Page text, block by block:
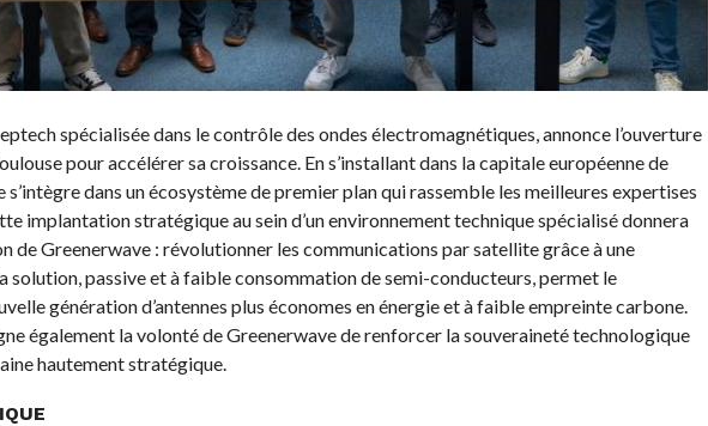
spécialisée dans le contrôle des ondes électromagnétiques, annonce l’ouverture
pour accélérer sa croissance. En s’installant dans la capitale européenne de
s’intègre dans un écosystème de premier plan qui rassemble les meilleures expertises
implantation stratégique au sein d’un environnement technique spécialisé donnera
de Greenerwave : révolutionner les communications par satellite grâce à une
solution, passive et à faible consommation de semi-conducteurs, permet le
génération d’antennes plus économes en énergie et à faible empreinte carbone.
également la volonté de Greenerwave de renforcer la souveraineté technologique
hautement stratégique.